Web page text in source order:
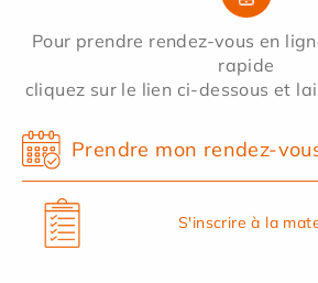
Pour prendre rendez-vous en
rapide
cliquez sur le lien ci-dessous et
Prendre mon rendez-
S'inscrire à la